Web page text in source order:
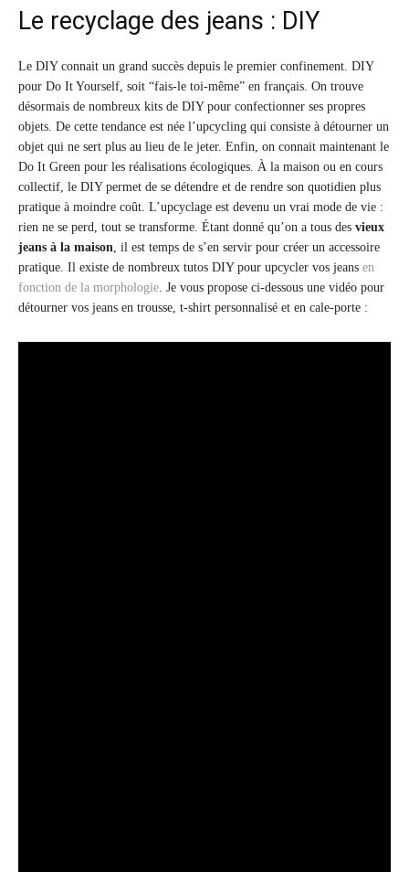
Le recyclage des jeans : DIY
Le DIY connait un grand succès depuis le premier confinement. DIY
pour Do It Yourself, soit “fais-le toi-même” en français. On trouve
désormais de nombreux kits de DIY pour confectionner ses propres
objets. De cette tendance est née l’upcycling qui consiste à détourner un
objet qui ne sert plus au lieu de le jeter. Enfin, on connait maintenant le
Do It Green pour les réalisations écologiques. À la maison ou en cours
collectif, le DIY permet de se détendre et de rendre son quotidien plus
pratique à moindre coût. L’upcyclage est devenu un vrai mode de vie :
rien ne se perd, tout se transforme. Étant donné qu’on a tous des vieux
jeans à la maison, il est temps de s’en servir pour créer un accessoire
pratique. Il existe de nombreux tutos DIY pour upcycler vos jeans en
fonction de la morphologie. Je vous propose ci-dessous une vidéo pour
détourner vos jeans en trousse, t-shirt personnalisé et en cale-porte :